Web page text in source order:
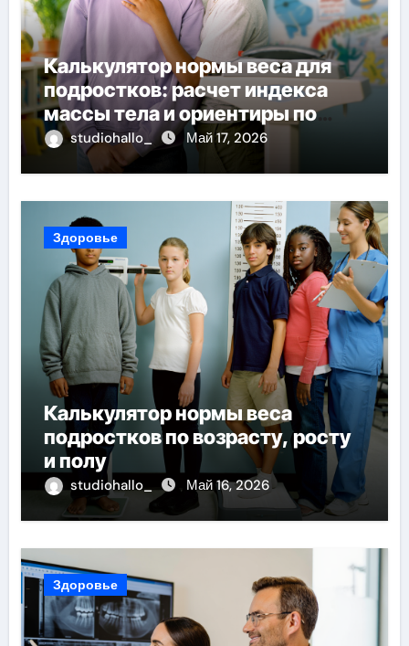
Калькулятор нормы веса для
подростков: расчет индекса
массы тела и ориентиры по
возрасту, росту и полу
studiohallo_ Май 17, 2026
Здоровье
Калькулятор нормы веса
подростков по возрасту, росту
и полу
studiohallo_ Май 16, 2026
Здоровье